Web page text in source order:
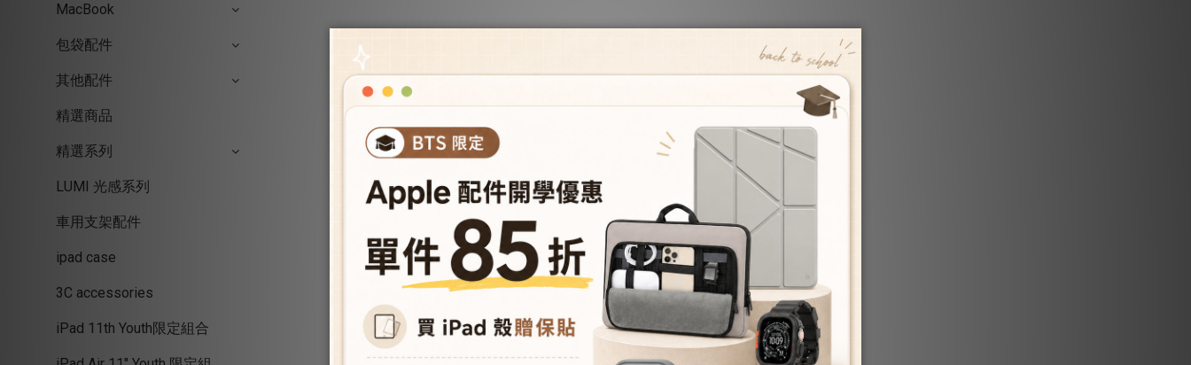
MacBook
包袋配件
其他配件
精選商品
精選系列
LUMI 光感系列
車用支架配件
ipad case
3C accessories
iPad 11th Youth限定組合